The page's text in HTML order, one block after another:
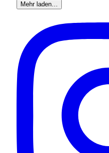
Mehr laden…